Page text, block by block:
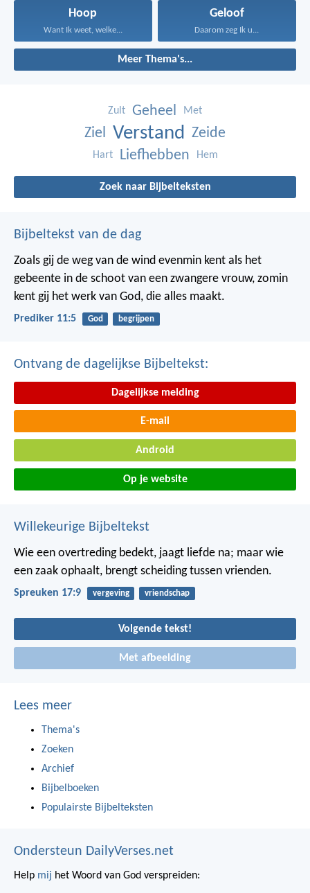
Hoop
Want Ik weet, welke...
Geloof
Daarom zeg Ik u...
Meer Thema's...
Zult Geheel Met
Ziel Verstand Zeide
Hart Liefhebben Hem
Zoek naar Bijbelteksten
Bijbeltekst van de dag
Zoals gij de weg van de wind evenmin kent als het
gebeente in de schoot van een zwangere vrouw, zomin
kent gij het werk van God, die alles maakt.
Prediker 11:5 God begrijpen
Ontvang de dagelijkse Bijbeltekst:
Dagelijkse melding
E-mail
Android
Op je website
Willekeurige Bijbeltekst
Wie een overtreding bedekt, jaagt liefde na; maar wie
een zaak ophaalt, brengt scheiding tussen vrienden.
Spreuken 17:9 vergeving vriendschap
Volgende tekst!
Met afbeelding
Lees meer
Thema's
Zoeken
Archief
Bijbelboeken
Populairste Bijbelteksten
Ondersteun DailyVerses.net
Help mij het Woord van God verspreiden: